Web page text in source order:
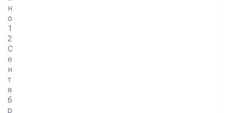
н
о
1
2
С
е
н
т
я
б
р